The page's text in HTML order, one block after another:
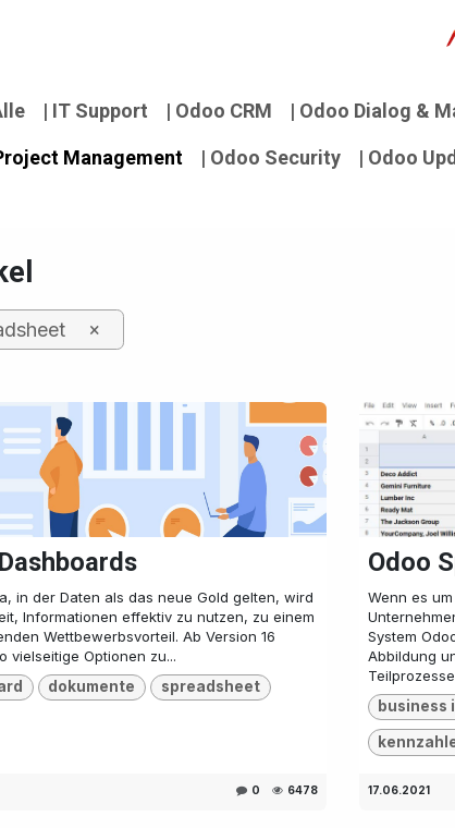
| IT Support | Odoo CRM | Odoo Dialog &
Management | Odoo Security | Odoo
×
in der Daten als das neue Gold gelten, wird
Informationen effektiv zu nutzen, zu einem
Wettbewerbsvorteil. Ab Version 16
vielseitige Optionen zu...
dokumente spreadsheet
0 6478
Odoo
Wenn es
System
Abbildung
business
17.06.2021